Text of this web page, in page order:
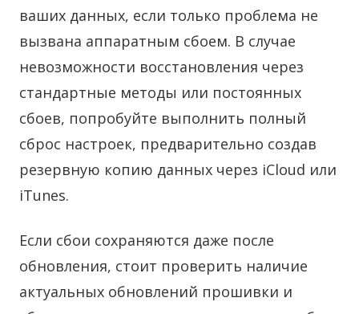
ваших данных, если только проблема не
вызвана аппаратным сбоем. В случае
невозможности восстановления через
стандартные методы или постоянных
сбоев, попробуйте выполнить полный
сброс настроек, предварительно создав
резервную копию данных через iCloud или
iTunes.
Если сбои сохраняются даже после
обновления, стоит проверить наличие
актуальных обновлений прошивки и